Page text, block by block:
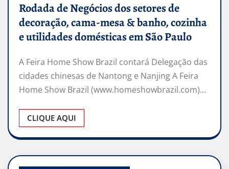
Rodada de Negócios dos setores de
decoração, cama-mesa & banho, cozinha
e utilidades domésticas em São Paulo
A Feira Home Show Brazil contará Delegação das
cidades chinesas de Nantong e Nanjing A Feira
Home Show Brazil (www.homeshowbrazil.com)…
CLIQUE AQUI